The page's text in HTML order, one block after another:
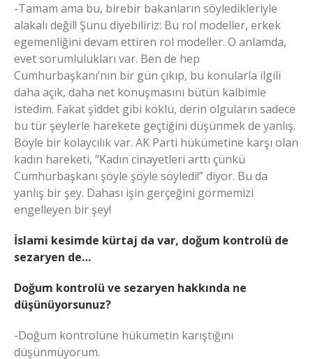
-Tamam ama bu, birebir bakanların söyledikleriyle
alakalı değil! Şunu diyebiliriz: Bu rol modeller, erkek
egemenliğini devam ettiren rol modeller. O anlamda,
evet sorumlulukları var. Ben de hep
Cumhurbaşkanı’nın bir gün çıkıp, bu konularla ilgili
daha açık, daha net konuşmasını bütün kalbimle
istedim. Fakat şiddet gibi köklü, derin olguların sadece
bu tür şeylerle harekete geçtiğini düşünmek de yanlış.
Böyle bir kolaycılık var. AK Parti hükümetine karşı olan
kadın hareketi, “Kadın cinayetleri arttı çünkü
Cumhurbaşkanı şöyle şöyle söyledi!” diyor. Bu da
yanlış bir şey. Dahası işin gerçeğini görmemizi
engelleyen bir şey!
İslami kesimde kürtaj da var, doğum kontrolü de
sezaryen de…
Doğum kontrolü ve sezaryen hakkında ne
düşünüyorsunuz?
-Doğum kontrolüne hükümetin karıştığını
düşünmüyorum.